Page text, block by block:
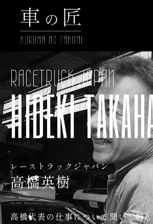
RACETRUCK JAPAN
HIDEKI
レーストラックジャパン
高橋英樹
高橋代表の仕事について聞いた時